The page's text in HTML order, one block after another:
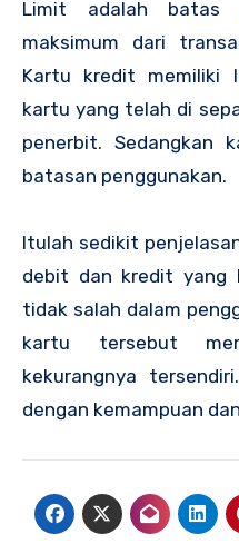
Limit adalah batas
maksimum dari
Kartu kredit memiliki
kartu yang telah di
penerbit. Sedangkan
batasan penggunakan.
Itulah sedikit
debit dan kredit yang
tidak salah dalam
kartu tersebut
kekurangnya
dengan kemampuan